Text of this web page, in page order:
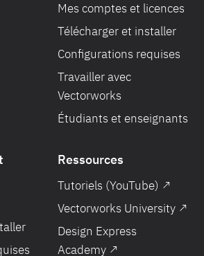
Mes comptes et licences
Télécharger et installer
Configurations requises
Travailler avec
Vectorworks
Étudiants et enseignants
Ressources
Tutoriels (YouTube) ↗
Vectorworks University ↗
Design Express
Academy ↗